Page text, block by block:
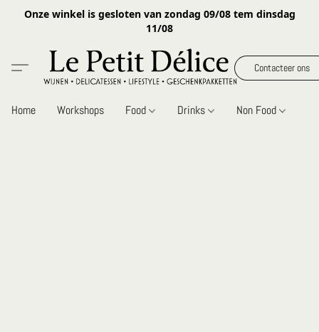
Onze winkel is gesloten van zondag 09/08 tem dinsdag
11/08
Contacteer ons
Home Workshops Food Drinks Non Food